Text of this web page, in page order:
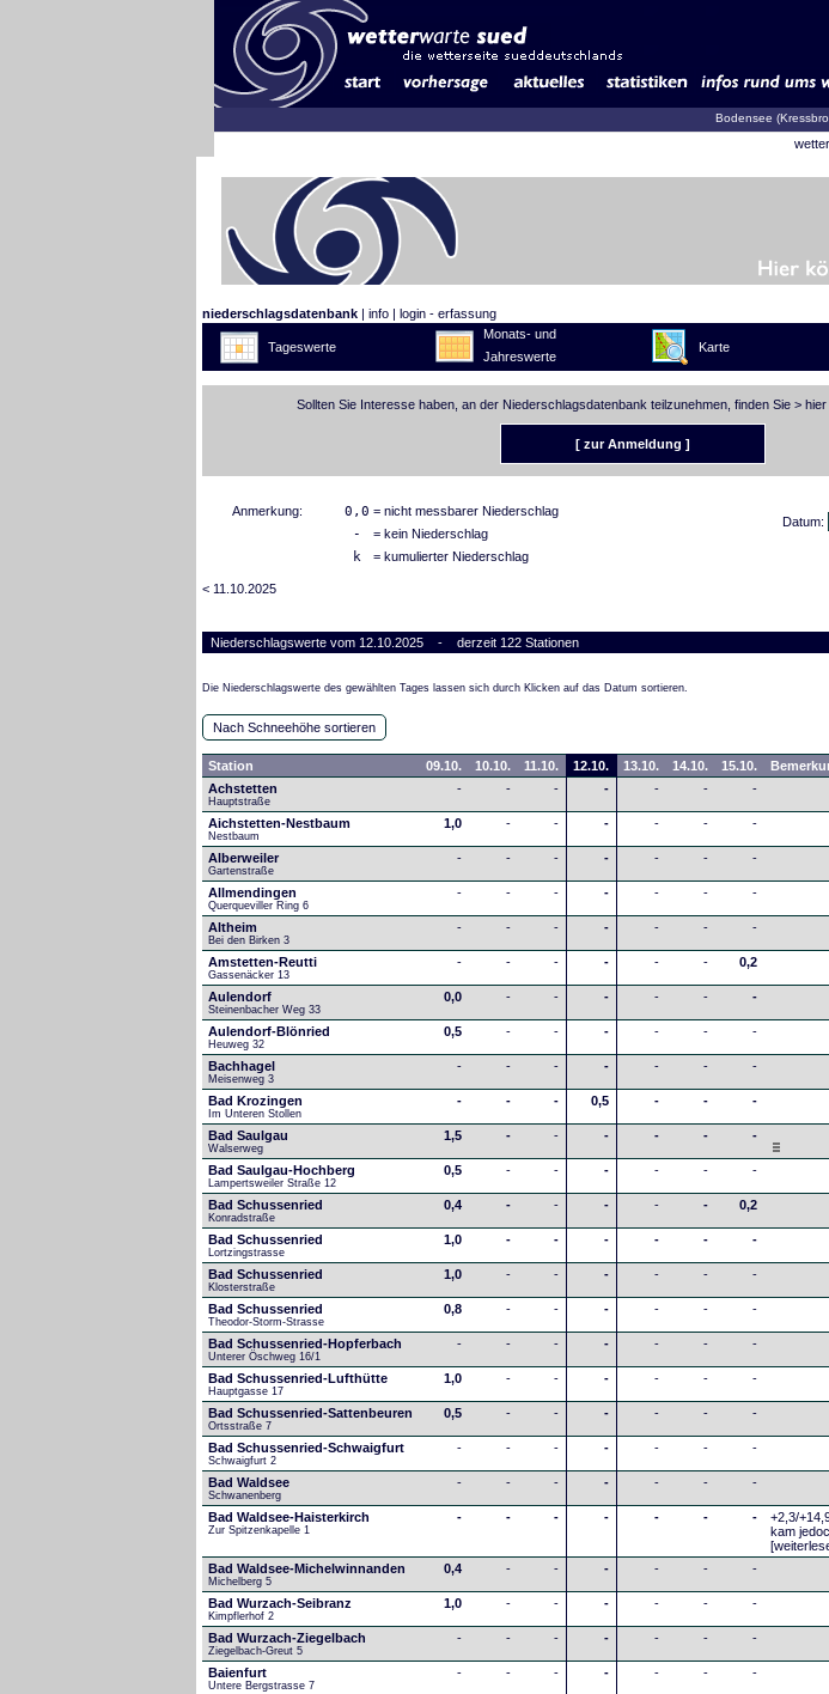
Bodensee
niederschlagsdatenbank| info| login - erfassung
Tageswerte
Monats- und
Jahreswerte
Karte
Sollten Sie Interesse haben, an der Niederschlagsdatenbank teilzunehmen, finden Sie > hier
[ zur Anmeldung ]
Datum:
Anmerkung: 0,0 = nicht messbarer Niederschlag
- = kein Niederschlag
k = kumulierter Niederschlag
< 11.10.2025
Niederschlagswerte vom 12.10.2025 - derzeit 122 Stationen
Die Niederschlagswerte des gewählten Tages lassen sich durch Klicken auf das Datum sortieren.
Nach Schneehöhe sortieren
Station 09.10. 10.10. 11.10. 12.10. 13.10. 14.10. 15.10.
Achstetten
Hauptstraße
- - - - - - -
Aichstetten-Nestbaum
Nestbaum
1,0 - - - - - -
Alberweiler
Gartenstraße
- - - - - - -
Allmendingen
Querqueviller Ring 6
- - - - - - -
Altheim
Bei den Birken 3
- - - - - - -
Amstetten-Reutti
Gassenäcker 13
- - - - - - 0,2
Aulendorf
Steinenbacher Weg 33
0,0 - - - - - -
Aulendorf-Blönried
Heuweg 32
0,5 - - - - - -
Bachhagel
Meisenweg 3
- - - - - - -
Bad Krozingen
Im Unteren Stollen
- - - 0,5 - - -
Bad Saulgau
Walserweg
1,5 - - - - - -
Bad Saulgau-Hochberg
Lampertsweiler Straße 12
0,5 - - - - - -
Bad Schussenried
Konradstraße
0,4 - - - - - 0,2
Bad Schussenried
Lortzingstrasse
1,0 - - - - - -
Bad Schussenried
Klosterstraße
1,0 - - - - - -
Bad Schussenried
Theodor-Storm-Strasse
0,8 - - - - - -
Bad Schussenried-Hopferbach
Unterer Öschweg 16/1
- - - - - - -
Bad Schussenried-Lufthütte
Hauptgasse 17
1,0 - - - - - -
Bad Schussenried-Sattenbeuren
Ortsstraße 7
0,5 - - - - - -
Bad Schussenried-Schwaigfurt
Schwaigfurt 2
- - - - - - -
Bad Waldsee
Schwanenberg
- - - - - - -
Bad Waldsee-Haisterkirch
Zur Spitzenkapelle 1
- - - - - - -
+2,3/
kam
Bad Waldsee-Michelwinnanden
Michelberg 5
0,4 - - - - - -
Bad Wurzach-Seibranz
Kimpflerhof 2
1,0 - - - - - -
Bad Wurzach-Ziegelbach
Ziegelbach-Greut 5
- - - - - - -
Baienfurt
Untere Bergstrasse 7
- - - - - - -